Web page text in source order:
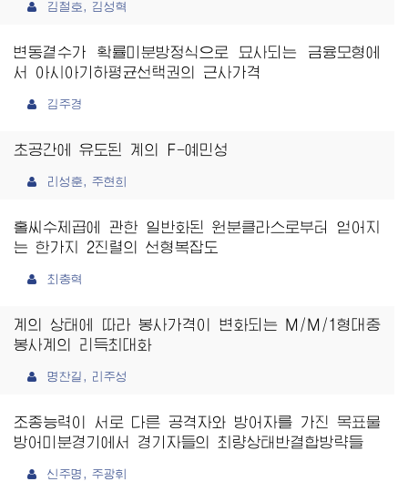
김철호, 김성혁
변동곁수가 확률미분방정식으로 묘사되는 금융모형에
서 아시아기하평균선택권의 근사가격
김주경
초공간에 유도된 계의 F−예민성
리성훈, 주현희
홀씨수제곱에 관한 일반화된 원분클라스로부터 얻어지
는 한가지 2진렬의 선형복잡도
최충혁
계의 상태에 따라 봉사가격이 변화되는 M/M/1형대중
봉사계의 리득최대화
명찬길, 리주성
조종능력이 서로 다른 공격자와 방어자를 가진 목표물
방어미분경기에서 경기자들의 최량상태반결합방략들
신주명, 주광휘